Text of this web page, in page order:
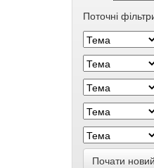
Поточні
Почати